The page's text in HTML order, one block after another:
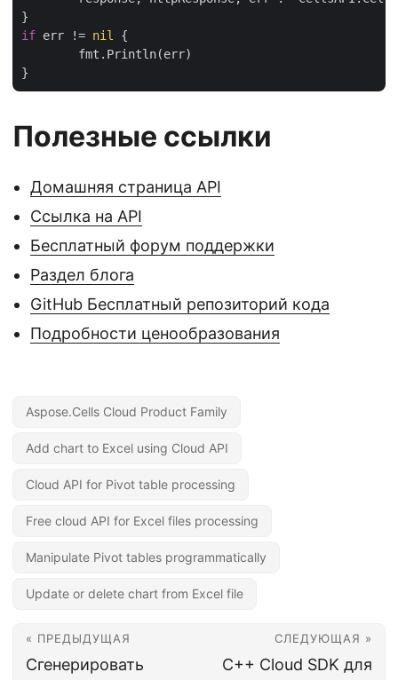
if err != nil
{
Полезные ссылки
Домашняя страница API
Ссылка на API
Бесплатный форум поддержки
Раздел блога
GitHub Бесплатный репозиторий кода
Подробности ценообразования
Aspose.Cells Cloud Product Family
Add chart to Excel using Cloud API
Cloud API for Pivot table processing
Free cloud API for Excel files processing
Manipulate Pivot tables programmatically
Update or delete chart from Excel file
« ПРЕДЫДУЩАЯ
Сгенерировать
СЛЕДУЮЩАЯ »
C++ Cloud SDK для